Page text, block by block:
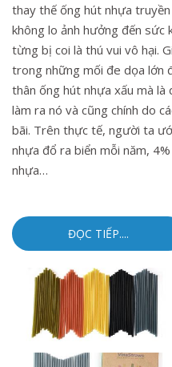
thay thế ống hút nhựa
không lo ảnh hưởng đến
từng bị coi là thú vui vô hại.
trong những mối đe dọa lớn
thân ống hút nhựa xấu mà
làm ra nó và cũng chính do
bãi. Trên thực tế, người ta
nhựa đổ ra biển mỗi năm,
nhựa…
ĐỌC TIẾP....